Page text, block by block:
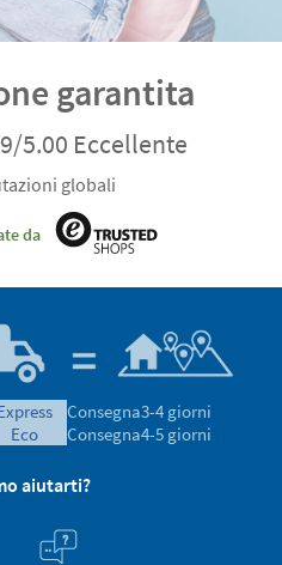
garantita
5.00 Eccellente
globali
da
express
eco
Consegna3-4 giorni
Consegna4-5 giorni
aiutarti?